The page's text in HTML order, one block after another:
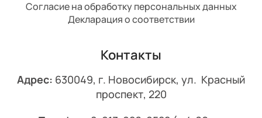
Согласие на обработку персональных данных
Декларация о соответствии
Контакты
Адрес: 630049, г. Новосибирск, ул. Красный
проспект, 220